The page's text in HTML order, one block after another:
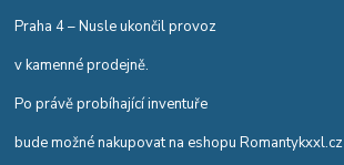
Praha 4 – Nusle ukončil provoz
v kamenné prodejně.
Po právě probíhající inventuře
bude možné nakupovat na eshopu Romantykxxl.cz